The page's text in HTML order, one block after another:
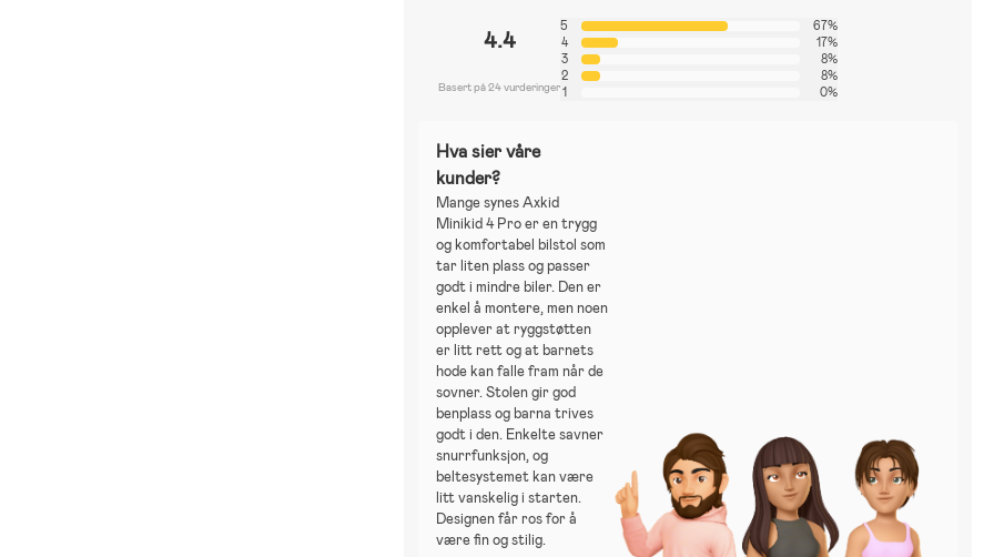
4.4
Basert på 24 vurderinger
5
67%
4
17%
3
8%
2
8%
1
0%
Hva sier våre
kunder?
Mange synes Axkid
Minikid 4 Pro er en trygg
og komfortabel bilstol som
tar liten plass og passer
godt i mindre biler. Den er
enkel å montere, men noen
opplever at ryggstøtten
er litt rett og at barnets
hode kan falle fram når de
sovner. Stolen gir god
benplass og barna trives
godt i den. Enkelte savner
snurrfunksjon, og
beltesystemet kan være
litt vanskelig i starten.
Designen får ros for å
være fin og stilig.